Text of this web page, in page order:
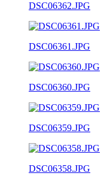
DSC06362.JPG
DSC06361.JPG
DSC06360.JPG
DSC06359.JPG
DSC06358.JPG